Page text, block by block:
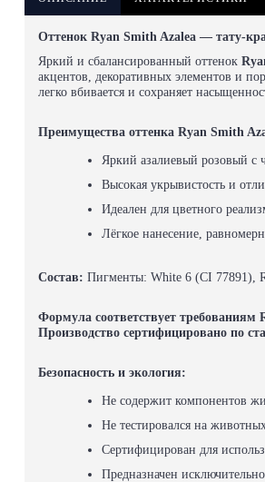
Оттенок Ryan Smith Azalea — тату-
Яркий и сбалансированный оттенок
акцентов, декоративных элементов и
легко вбивается и сохраняет
Преимущества оттенка Ryan Smith
Яркий азалиевый розовый
Высокая укрывистость и
Идеален для цветного
Лёгкое нанесение,
Состав: Пигменты: White 6 (CI 77891),
Формула соответствует требованиям
Производство сертифицировано по
Безопасность и экология:
Не содержит компонентов
Не тестировался на
Сертифицирован для
Предназначен